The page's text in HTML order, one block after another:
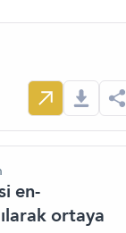
en-
ortaya